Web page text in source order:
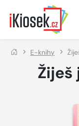
Přejít na hlavní obsah
E-knihy
Žiješ